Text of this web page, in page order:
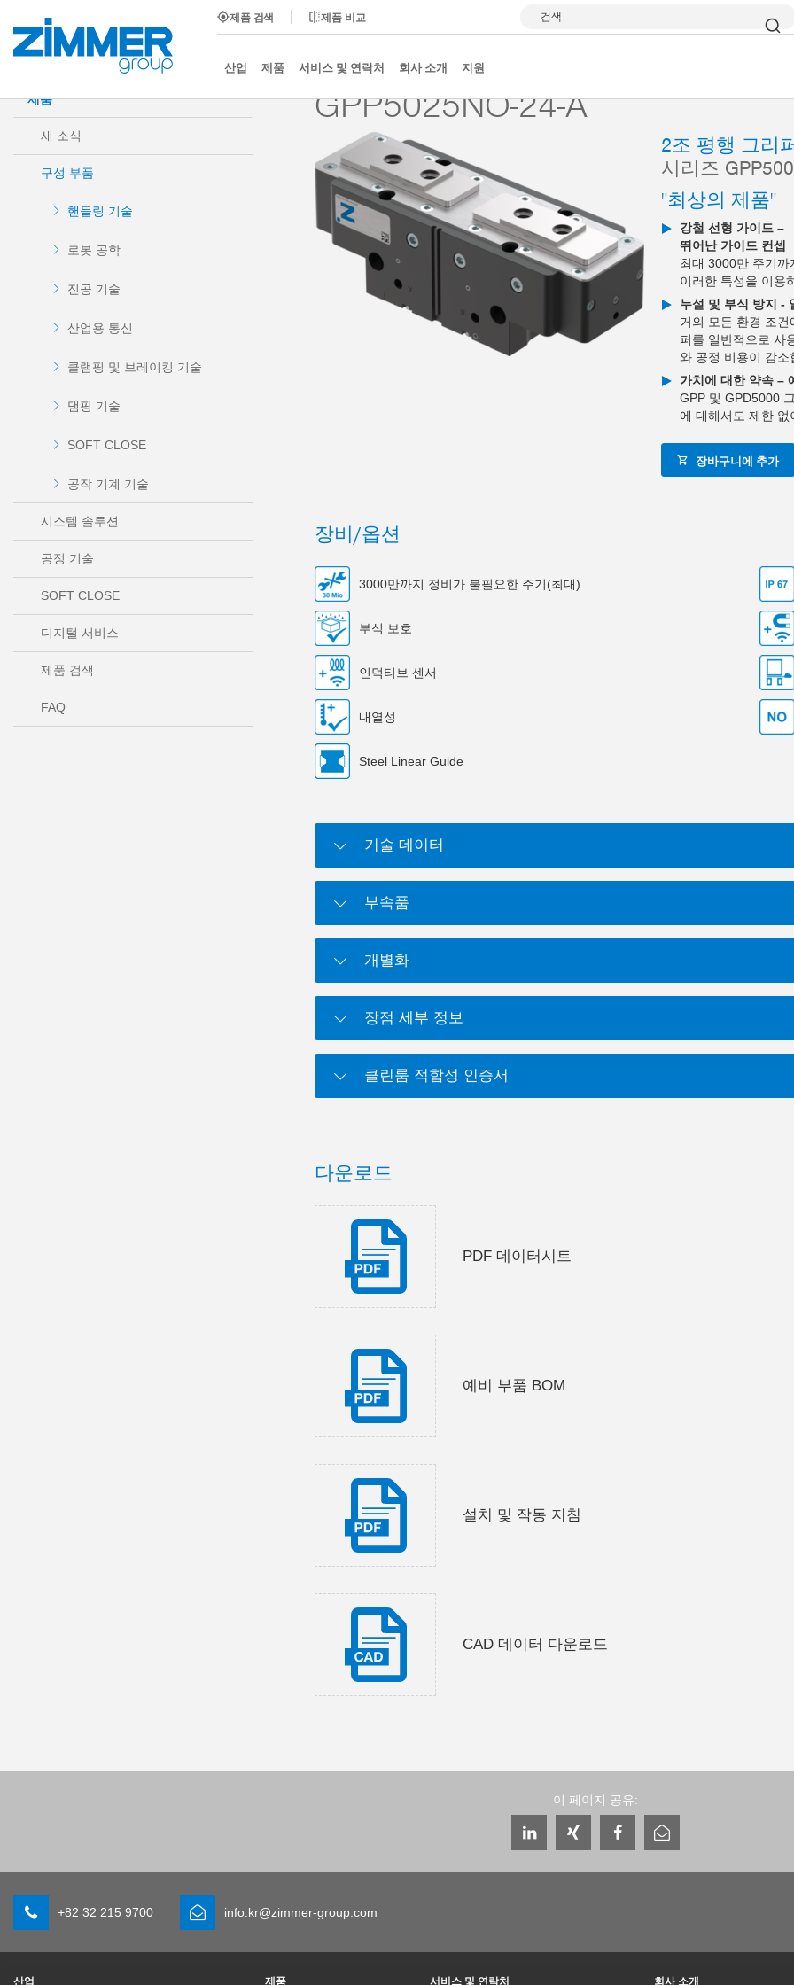
제품 검색 제품 비교 검색
산업 제품 서비스 및 연락처 회사 소개 지원
시작 제품 구성 부품 핸들링 기술 2-조 평행 그리퍼 시리즈 GPP5000 GPP5025NO-24-A
제품
새 소식
구성 부품
핸들링 기술
로봇 공학
진공 기술
산업용 통신
클램핑 및 브레이킹 기술
댐핑 기술
SOFT CLOSE
공작 기계 기술
시스템 솔루션
공정 기술
SOFT CLOSE
디지털 서비스
제품 검색
FAQ
GPP5025NO-24-A
2조 평행 그리
시리즈
"최상의 제품"
강철 선형 가이드 –
뛰어난 가이드 컨셉
최대 3000만 주기까
이러한 특성을 이용
누설 및 부식 방지 -
거의 모든 환경 조
퍼를 일반적으로 사
와 공정 비용이 감소
가치에 대한 약속 –
GPP 및 GPD5000
에 대해서도 제한
장바구니에 추가
장비/옵션
3000만까지 정비가 불필요한 주기(최대)
부식 보호
인덕티브 센서
내열성
Steel Linear Guide
기술 데이터
부속품
개별화
장점 세부 정보
클린룸 적합성 인증서
다운로드
PDF 데이터시트
예비 부품 BOM
설치 및 작동 지침
CAD 데이터 다운로드
이 페이지 공유:
+82 32 215 9700 info.kr@zimmer-group.com
산업 제품 서비스 및 연락처 회사 소개